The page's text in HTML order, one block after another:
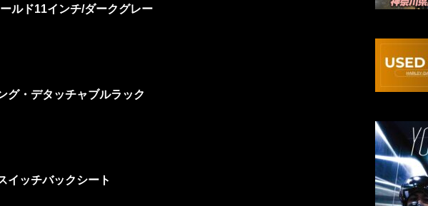
ルド11インチ/ダークグレー
グ・デタッチャブルラック
イッチバックシート